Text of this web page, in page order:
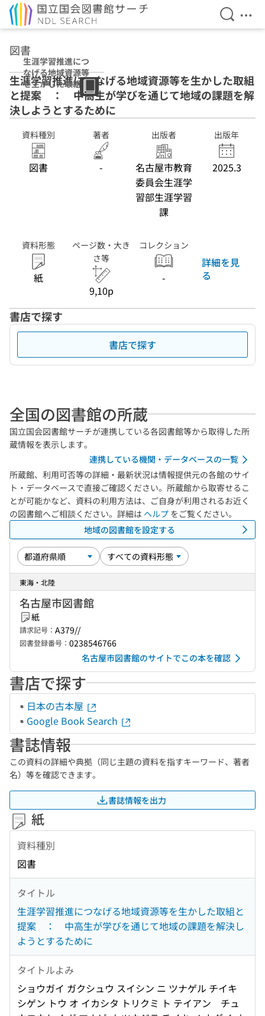
検索を
メ
図書
生涯学習推進につ
なげる地域資源等
を生かした取組と
提案 ： 中高生
が学びを通じて地
域の課題を解決し
ようとするために
生涯学習推進につなげる地域資源等を生かした取組
と提案 ： 中高生が学びを通じて地域の課題を解
決しようとするために
資料種別
図書
著者
-
出版者
名古屋市教育
委員会生涯学
習部生涯学習
課
出版年
2025.3
資料形態
紙
ページ数・大き
さ等
9,10p
コレクション
-
詳細を見
る
書店で探す
書店で探す
全国の図書館の所蔵
国立国会図書館サーチが連携している各図書館等から取得した所
蔵情報を表示します。
連携している機関・データベースの一覧
所蔵館、利用可否等の詳細・最新状況は情報提供元の各館のサイ
ト・データベースで直接ご確認ください。所蔵館から取寄せるこ
とが可能かなど、資料の利用方法は、ご自身が利用されるお近く
の図書館へご相談ください。詳細は ヘルプ をご覧ください。
地域の図書館を設定する
東海・北陸
名古屋市図書館
紙
請求記号： A379//
図書登録番号： 0238546766
名古屋市図書館のサイトでこの本を確認
書店で探す
日本の古本屋
Google Book Search
書誌情報
この資料の詳細や典拠（同じ主題の資料を指すキーワード、著者
名）等を確認できます。
書誌情報を出力
紙
資料種別
図書
タイトル
生涯学習推進につなげる地域資源等を生かした取組と
提案 ： 中高生が学びを通じて地域の課題を解決し
ようとするために
タイトルよみ
ショウガイ ガクシュウ スイシン ニ ツナゲル チイキ
シゲン トウ オ イカシタ トリクミ ト テイアン チュ